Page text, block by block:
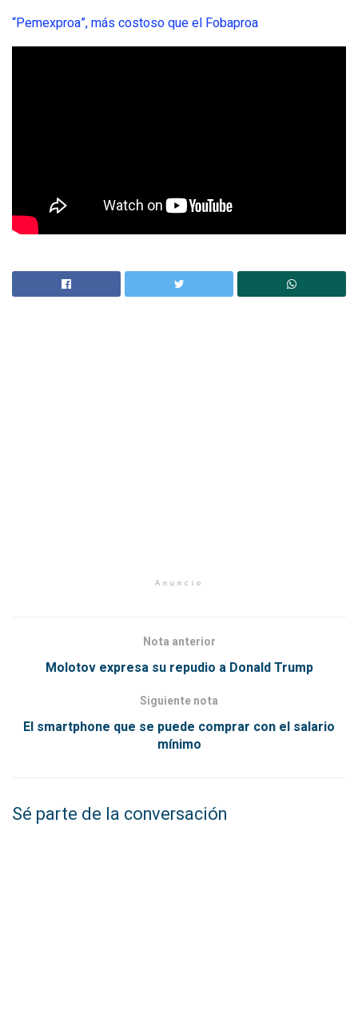
“Pemexproa”, más costoso que el Fobaproa
Anuncio
Nota anterior
Molotov expresa su repudio a Donald Trump
Siguiente nota
El smartphone que se puede comprar con el salario
mínimo
Sé parte de la conversación